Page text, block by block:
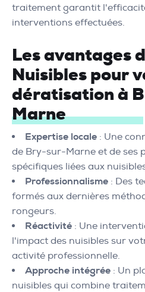
traitement garantit
interventions effectuées.
Les avantages
Nuisibles pour
dératisation à
Marne
Expertise locale : Une
de Bry-sur-Marne et de ses
spécifiques liées aux
Professionnalisme : Des
formés aux dernières
rongeurs.
Réactivité : Une
l'impact des nuisibles sur
activité professionnelle.
Approche intégrée : Un
nuisibles qui combine